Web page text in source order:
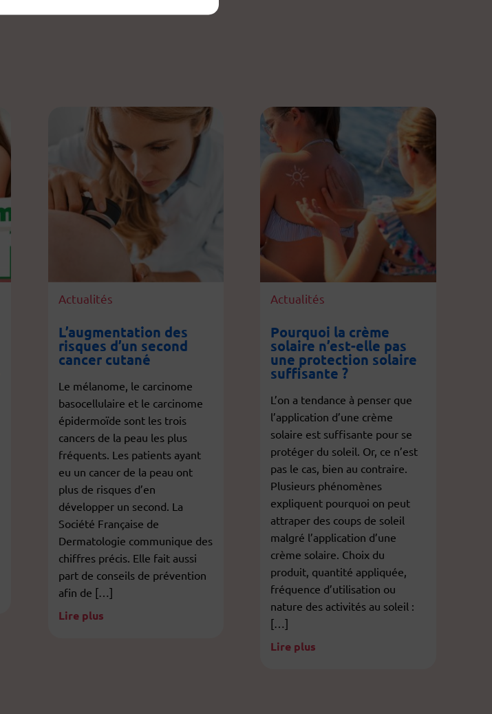
Actualités
L’augmentation des
risques d’un second
cancer cutané
Le mélanome, le carcinome
basocellulaire et le carcinome
épidermoïde sont les trois
cancers de la peau les plus
fréquents. Les patients ayant
eu un cancer de la peau ont
plus de risques d’en
développer un second. La
Société Française de
Dermatologie communique des
chiffres précis. Elle fait aussi
part de conseils de prévention
afin de […]
Lire plus
Actualités
Pourquoi la crème
solaire n’est-elle pas
une protection solaire
suffisante ?
L’on a tendance à penser que
l’application d’une crème
solaire est suffisante pour se
protéger du soleil. Or, ce n’est
pas le cas, bien au contraire.
Plusieurs phénomènes
expliquent pourquoi on peut
attraper des coups de soleil
malgré l’application d’une
crème solaire. Choix du
produit, quantité appliquée,
fréquence d’utilisation ou
nature des activités au soleil :
[…]
Lire plus